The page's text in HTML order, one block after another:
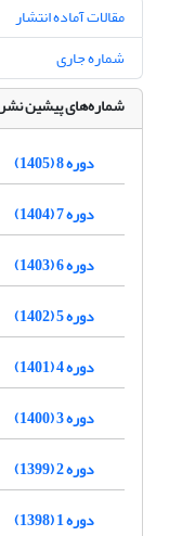
مقالات آماده انتشار
شماره جاری
شماره‌های پیشین
دوره 8 (1405)
دوره 7 (1404)
دوره 6 (1403)
دوره 5 (1402)
دوره 4 (1401)
دوره 3 (1400)
دوره 2 (1399)
دوره 1 (1398)